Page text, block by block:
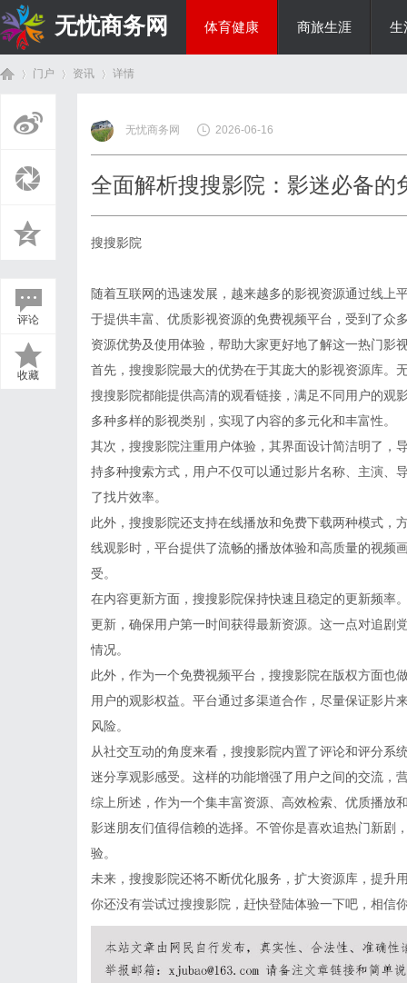
无忧商务网 体育健康 商旅生涯 生
门户 资讯
›
详情
评论
收藏
无忧商务网 2026-06-16
全面解析搜搜影院：影迷必备的
搜搜影院
随着互联网的迅速发展，越来越多的影视资源通过线上
于提供丰富、优质影视资源的免费视频平台，受到了众
资源优势及使用体验，帮助大家更好地了解这一热门影
首先，搜搜影院最大的优势在于其庞大的影视资源库。
搜搜影院都能提供高清的观看链接，满足不同用户的观
多种多样的影视类别，实现了内容的多元化和丰富性。
其次，搜搜影院注重用户体验，其界面设计简洁明了，
持多种搜索方式，用户不仅可以通过影片名称、主演、
了找片效率。
此外，搜搜影院还支持在线播放和免费下载两种模式，
线观影时，平台提供了流畅的播放体验和高质量的视频
受。
在内容更新方面，搜搜影院保持快速且稳定的更新频率
更新，确保用户第一时间获得最新资源。这一点对追剧
情况。
此外，作为一个免费视频平台，搜搜影院在版权方面也
用户的观影权益。平台通过多渠道合作，尽量保证影片
风险。
从社交互动的角度来看，搜搜影院内置了评论和评分系
迷分享观影感受。这样的功能增强了用户之间的交流，
综上所述，作为一个集丰富资源、高效检索、优质播放
影迷朋友们值得信赖的选择。不管你是喜欢追热门新剧
验。
未来，搜搜影院还将不断优化服务，扩大资源库，提升
你还没有尝试过搜搜影院，赶快登陆体验一下吧，相信